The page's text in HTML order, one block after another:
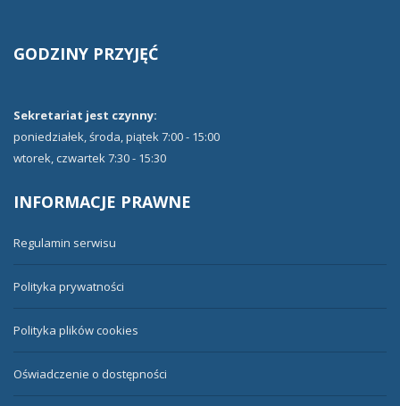
GODZINY PRZYJĘĆ
Sekretariat jest czynny:
poniedziałek, środa, piątek 7:00 - 15:00
wtorek, czwartek 7:30 - 15:30
INFORMACJE PRAWNE
Regulamin serwisu
Polityka prywatności
Polityka plików cookies
Oświadczenie o dostępności